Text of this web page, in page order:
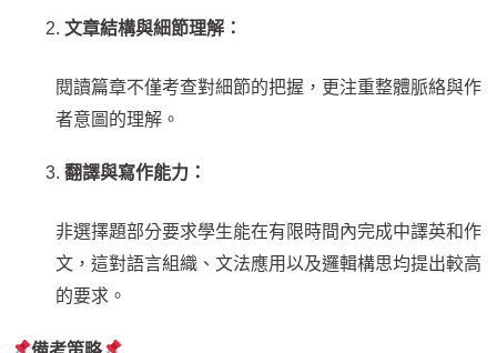
文章結構與細節理解：
閱讀篇章不僅考查對細節的把握，更注重整體脈絡與作
者意圖的理解。
翻譯與寫作能力：
非選擇題部分要求學生能在有限時間內完成中譯英和作
文，這對語言組織、文法應用以及邏輯構思均提出較高
的要求。